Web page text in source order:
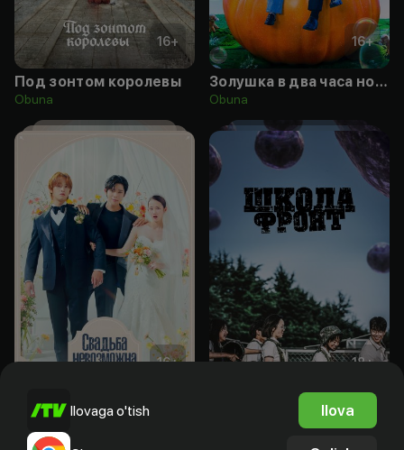
16+
Под зонтом королевы
Obuna
16+
Золушка в два часа ночи
Obuna
16+
Свадьба невозможна
Obuna
18+
Школа; Фронт
Ilovaga o'tish Ilova